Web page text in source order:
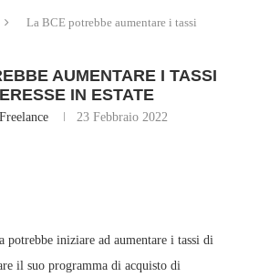
La BCE potrebbe aumentare i tassi
AUMENTARE I TASSI
IN ESTATE
Freelance 23 Febbraio 2022
potrebbe iniziare ad aumentare i tassi di
il suo programma di acquisto di